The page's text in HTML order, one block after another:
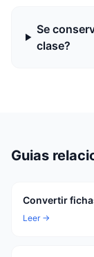
Se
clase?
Guias
Convertir
Leer →